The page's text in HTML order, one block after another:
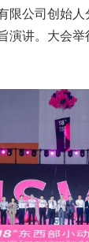
限公司创始
演讲。大会举